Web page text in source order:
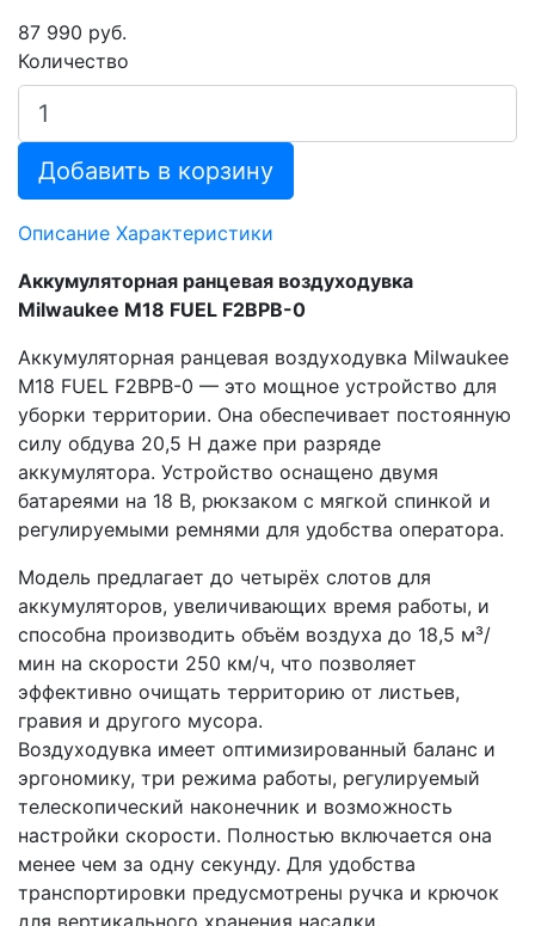
87 990 руб.
Количество
Добавить в корзину
Описание Характеристики
Аккумуляторная ранцевая воздуходувка
Milwaukee M18 FUEL F2BPB-0
Аккумуляторная ранцевая воздуходувка Milwaukee
M18 FUEL F2BPB-0 — это мощное устройство для
уборки территории. Она обеспечивает постоянную
силу обдува 20,5 Н даже при разряде
аккумулятора. Устройство оснащено двумя
батареями на 18 В, рюкзаком с мягкой спинкой и
регулируемыми ремнями для удобства оператора.
Модель предлагает до четырёх слотов для
аккумуляторов, увеличивающих время работы, и
способна производить объём воздуха до 18,5 м³/
мин на скорости 250 км/ч, что позволяет
эффективно очищать территорию от листьев,
гравия и другого мусора.
Воздуходувка имеет оптимизированный баланс и
эргономику, три режима работы, регулируемый
телескопический наконечник и возможность
настройки скорости. Полностью включается она
менее чем за одну секунду. Для удобства
транспортировки предусмотрены ручка и крючок
для вертикального хранения насадки.